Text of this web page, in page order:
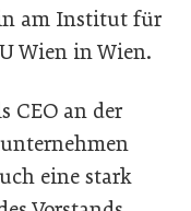
am Institut für
Wien in Wien.
CEO an der
eine stark